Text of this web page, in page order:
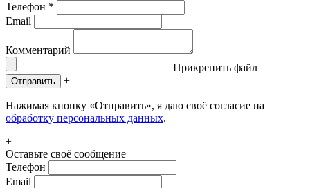
Телефон *
Email
Комментарий
Прикрепить файл
Отправить +
Нажимая кнопку «Отправить», я даю своё согласие на
обработку персональных данных.
+
Оставьте своё сообщение
Телефон
Email